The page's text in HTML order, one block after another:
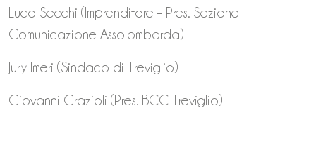
Luca Secchi (Imprenditore – Pres. Sezione
Comunicazione Assolombarda)
Jury Imeri (Sindaco di Treviglio)
Giovanni Grazioli (Pres. BCC Treviglio)